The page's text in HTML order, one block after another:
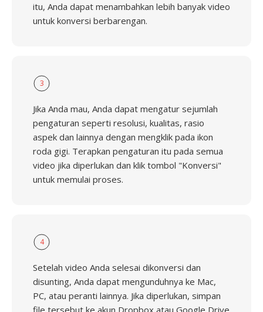
itu, Anda dapat menambahkan lebih banyak video
untuk konversi berbarengan.
3
Jika Anda mau, Anda dapat mengatur sejumlah
pengaturan seperti resolusi, kualitas, rasio
aspek dan lainnya dengan mengklik pada ikon
roda gigi. Terapkan pengaturan itu pada semua
video jika diperlukan dan klik tombol "Konversi"
untuk memulai proses.
4
Setelah video Anda selesai dikonversi dan
disunting, Anda dapat mengunduhnya ke Mac,
PC, atau peranti lainnya. Jika diperlukan, simpan
file tersebut ke akun Dropbox atau Google Drive